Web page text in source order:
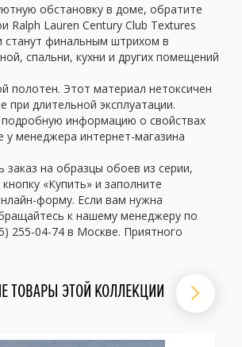
обстановку в доме, обратите
Ralph Lauren Century Club Textures
станут финальным штрихом в
спальни, кухни и других помещений
полотен. Этот материал нетоксичен
при длительной эксплуатации.
информацию о свойствах
менеджера интернет-магазина
на образцы обоев из серии,
«Купить» и заполните
форму. Если вам нужна
к нашему менеджеру по
255-04-74 в Москве. Приятного
ТОВАРЫ ЭТОЙ КОЛЛЕКЦИИ